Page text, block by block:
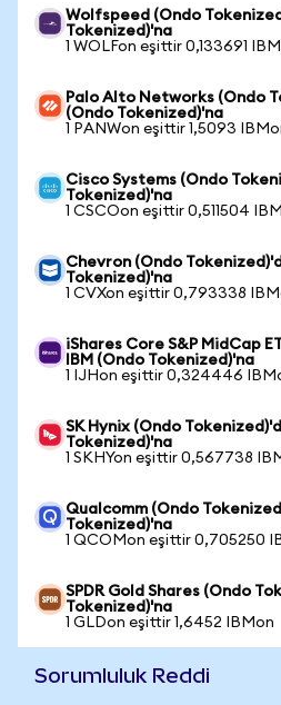
Wolfspeed (Ondo
Tokenized)'na
1 WOLFon eşittir 0,133691
Palo Alto Networks (Ondo
(Ondo Tokenized)'na
1 PANWon eşittir 1,5093
Cisco Systems (Ondo
Tokenized)'na
1 CSCOon eşittir 0,511504
Chevron (Ondo
Tokenized)'na
1 CVXon eşittir 0,793338
iShares Core S&P MidCap
IBM (Ondo Tokenized)'na
1 IJHon eşittir 0,324446
SK Hynix (Ondo
Tokenized)'na
1 SKHYon eşittir 0,567738
Qualcomm (Ondo
Tokenized)'na
1 QCOMon eşittir 0,705250
SPDR Gold Shares (Ondo
Tokenized)'na
1 GLDon eşittir 1,6452 IBMon
Sorumluluk Reddi